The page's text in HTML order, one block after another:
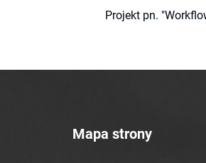
Projekt pn.
Mapa strony